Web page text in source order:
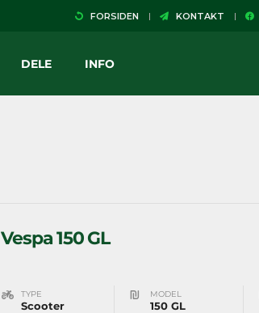
FORSIDEN KONTAKT
DELE INFO
Vespa 150 GL
TYPE
Scooter
MODEL
150 GL